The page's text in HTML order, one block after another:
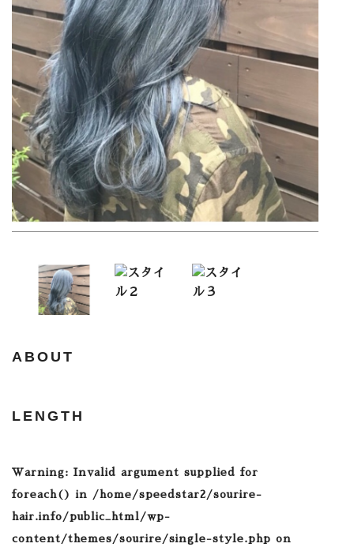
ABOUT
LENGTH
Warning: Invalid argument supplied for
foreach() in
/home/speedstar2/sourire-
hair.info/public_html/wp-
content/themes/sourire/single-style.php on